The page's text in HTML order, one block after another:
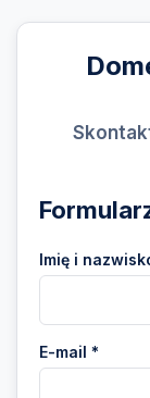
Imię i
E-mail *